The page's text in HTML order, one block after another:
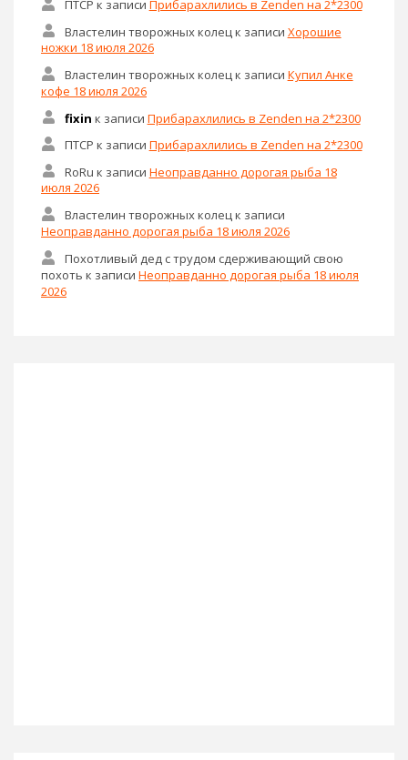
ПТСР к записи Прибарахлились в Zenden на 2*2300
Властелин творожных колец к записи Хорошие
ножки 18 июля 2026
Властелин творожных колецк записи Купил Анке
кофе 18 июля 2026
fixin к записи Прибарахлились в Zenden на 2*2300
ПТСР к записи Прибарахлились в Zenden на 2*2300
RoRu к записи Неоправданно дорогая рыба 18
июля 2026
Властелин творожных колецк записи
Неоправданно дорогая рыба 18 июля 2026
Похотливый дед с трудом сдерживающий свою
похоть к записи Неоправданно дорогая рыба 18 июля
2026